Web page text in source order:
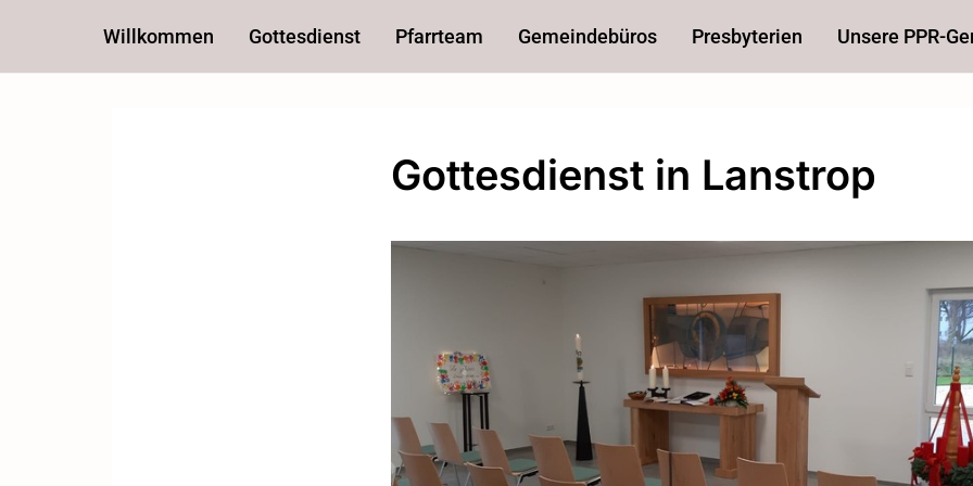
Willkommen Gottesdienst Pfarrteam Gemeindebüros Presbyterien Unsere PPR-
Gottesdienst in Lanstrop